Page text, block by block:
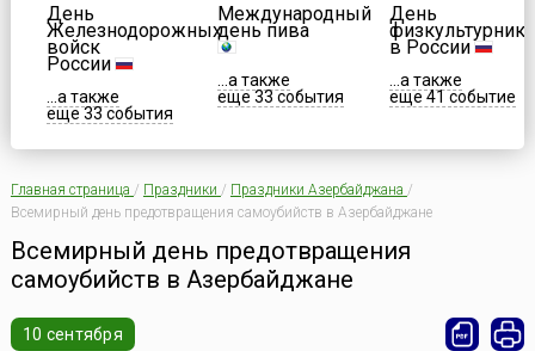
День
Железнодорожных
войск
России
...а также
еще 33 события
Международный
день пива
...а также
еще 33 события
День
физкультурника
в России
...а также
еще 41 событие
Главная страница / Праздники / Праздники Азербайджана /
Всемирный день предотвращения самоубийств в Азербайджане
Всемирный день предотвращения
самоубийств в Азербайджане
10 сентября